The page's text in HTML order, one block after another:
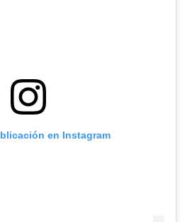
en Instagram